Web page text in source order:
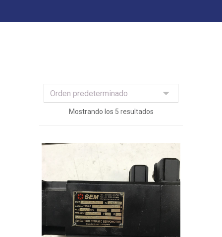
Mostrando los 5 resultados
Añadir Al Carrito